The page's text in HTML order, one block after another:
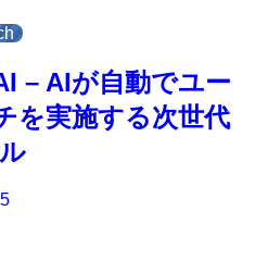
– AIが自動でユー
を実施する次世代